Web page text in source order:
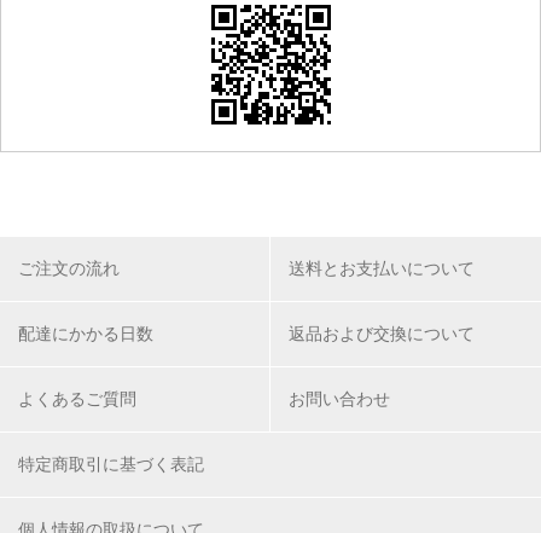
ご注文の流れ 送料とお支払いについて
配達にかかる日数 返品および交換について
よくあるご質問 お問い合わせ
特定商取引に基づく表記